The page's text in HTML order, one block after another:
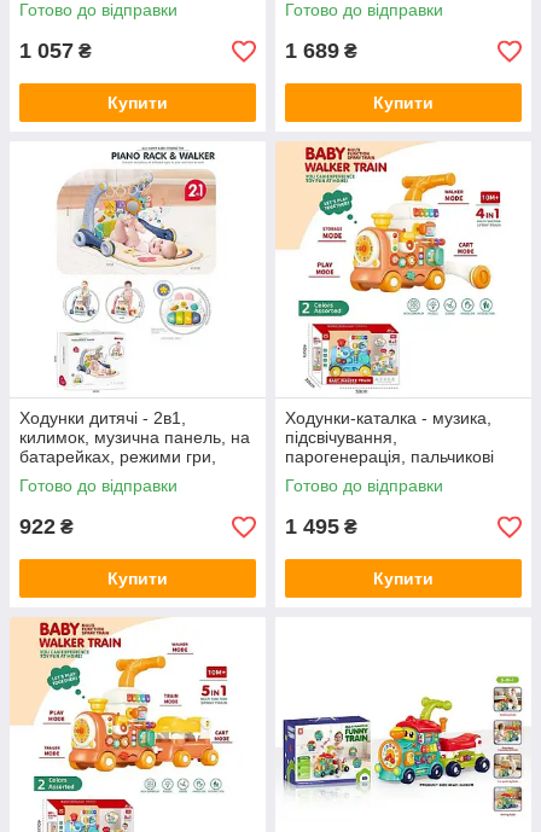
A
Готово до відправки
1 057 ₴
Купити
6038
Готово до відправки
1 689 ₴
Купити
Ходунки дитячі - 2в1,
килимок, музична панель, на
батарейках, режими гри,
регулювання гучності,
проєкція, підсвічування,
Готово до відправки
922 ₴
Купити
Ходунки-каталка - музика,
підсвічування,
парогенерація, пальчикові
ігри, ключ запалювання,
шестерні, геометричний
Готово до відправки
1 495 ₴
Купити